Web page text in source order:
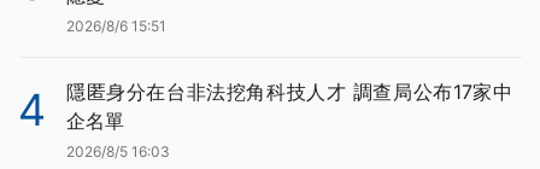
2026/8/6 15:51
4
隱匿身分在台非法挖角科技人才 調查局公布17家中
企名單
2026/8/5 16:03